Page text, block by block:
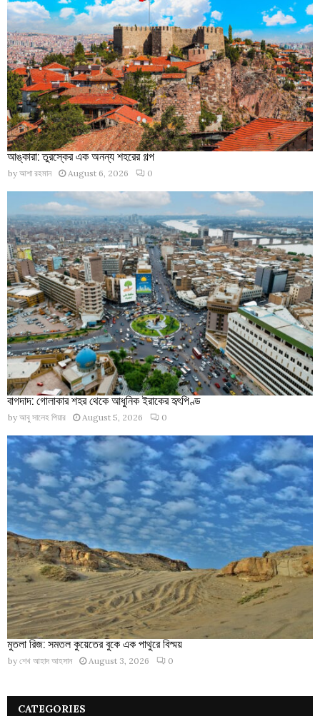
আঙ্কারা: তুরস্কের এক অনন্য শহরের গল্প
by আশা রহমান August 6, 2026 0
বাগদাদ: গোলাকার শহর থেকে আধুনিক ইরাকের হৃৎপিণ্ড
by আবু সালেহ পিয়ার August 5, 2026 0
মুতলা রিজ: সমতল কুয়েতের বুকে এক পাথুরে বিস্ময়
by শেখ আহাদ আহসান August 3, 2026 0
CATEGORIES